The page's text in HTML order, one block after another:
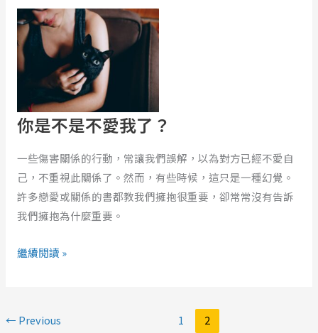
你是不是不愛我了？
一些傷害關係的行動，常讓我們誤解，以為對方已經不愛自
己，不重視此關係了。然而，有些時候，這只是一種幻覺。
許多戀愛或關係的書都教我們擁抱很重要，卻常常沒有告訴
我們擁抱為什麼重要。
是
不
是
不
我
了？
繼續閱讀 »
← Previous 1 2